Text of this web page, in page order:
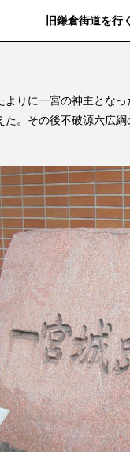
旧鎌倉街道を行
りに一宮の神主とな
た。その後不破源六広